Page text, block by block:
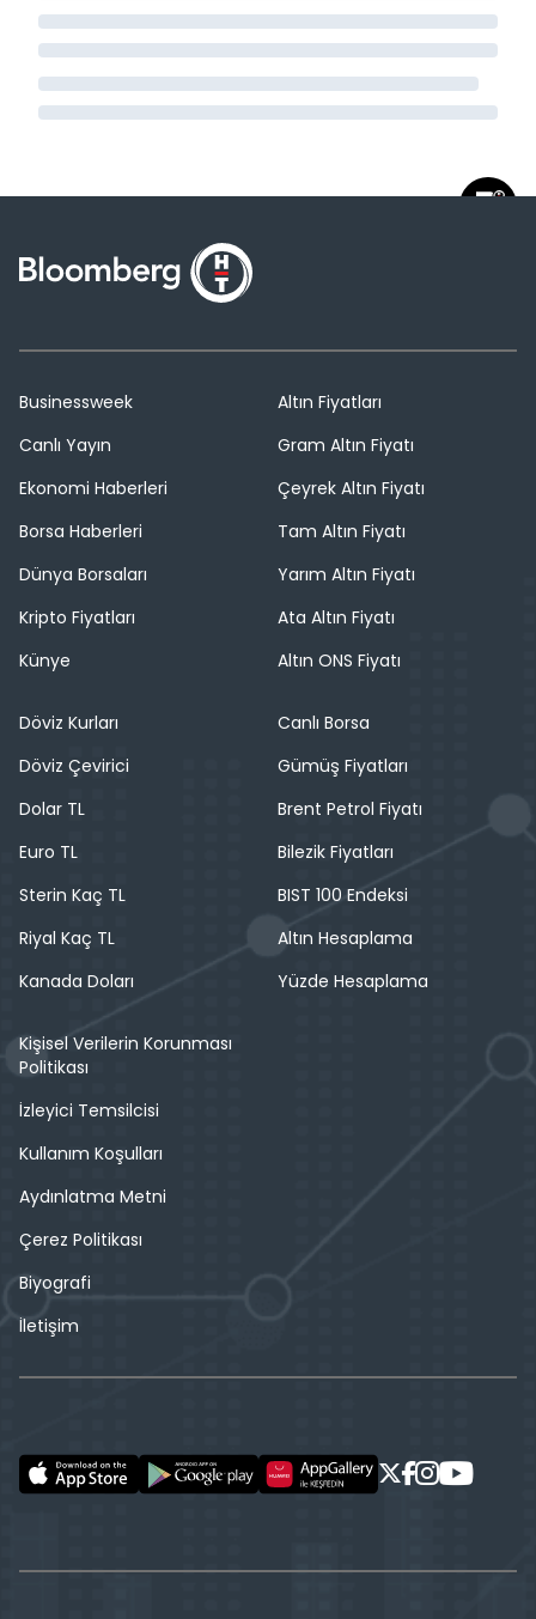
Businessweek
Canlı Yayın
Ekonomi Haberleri
Borsa Haberleri
Dünya Borsaları
Kripto Fiyatları
Künye
Altın Fiyatları
Gram Altın Fiyatı
Çeyrek Altın Fiyatı
Tam Altın Fiyatı
Yarım Altın Fiyatı
Ata Altın Fiyatı
Altın ONS Fiyatı
Döviz Kurları
Döviz Çevirici
Dolar TL
Euro TL
Sterin Kaç TL
Riyal Kaç TL
Kanada Doları
Canlı Borsa
Gümüş Fiyatları
Brent Petrol Fiyatı
Bilezik Fiyatları
BIST 100 Endeksi
Altın Hesaplama
Yüzde Hesaplama
Kişisel Verilerin Korunması
Politikası
İzleyici Temsilcisi
Kullanım Koşulları
Aydınlatma Metni
Çerez Politikası
Biyografi
İletişim